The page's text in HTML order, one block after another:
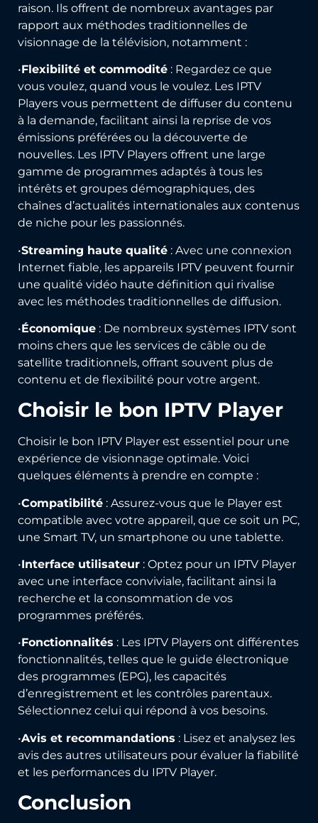
raison. Ils offrent de nombreux avantages par
rapport aux méthodes traditionnelles de
visionnage de la télévision, notamment :
•Flexibilité et commodité : Regardez ce que
vous voulez, quand vous le voulez. Les IPTV
Players vous permettent de diffuser du contenu
à la demande, facilitant ainsi la reprise de vos
émissions préférées ou la découverte de
nouvelles. Les IPTV Players offrent une large
gamme de programmes adaptés à tous les
intérêts et groupes démographiques, des
chaînes d’actualités internationales aux contenus
de niche pour les passionnés.
•Streaming haute qualité : Avec une connexion
Internet fiable, les appareils IPTV peuvent fournir
une qualité vidéo haute définition qui rivalise
avec les méthodes traditionnelles de diffusion.
•Économique : De nombreux systèmes IPTV sont
moins chers que les services de câble ou de
satellite traditionnels, offrant souvent plus de
contenu et de flexibilité pour votre argent.
Choisir le bon IPTV Player
Choisir le bon IPTV Player est essentiel pour une
expérience de visionnage optimale. Voici
quelques éléments à prendre en compte :
•Compatibilité : Assurez-vous que le Player est
compatible avec votre appareil, que ce soit un PC,
une Smart TV, un smartphone ou une tablette.
•Interface utilisateur : Optez pour un IPTV Player
avec une interface conviviale, facilitant ainsi la
recherche et la consommation de vos
programmes préférés.
•Fonctionnalités : Les IPTV Players ont différentes
fonctionnalités, telles que le guide électronique
des programmes (EPG), les capacités
d’enregistrement et les contrôles parentaux.
Sélectionnez celui qui répond à vos besoins.
•Avis et recommandations : Lisez et analysez les
avis des autres utilisateurs pour évaluer la fiabilité
et les performances du IPTV Player.
Conclusion